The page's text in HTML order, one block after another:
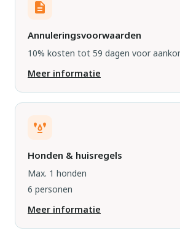
Annuleringsvoorwaarden
10% kosten tot 59 dagen voor
Meer informatie
Honden & huisregels
Max. 1 honden
6 personen
Meer informatie